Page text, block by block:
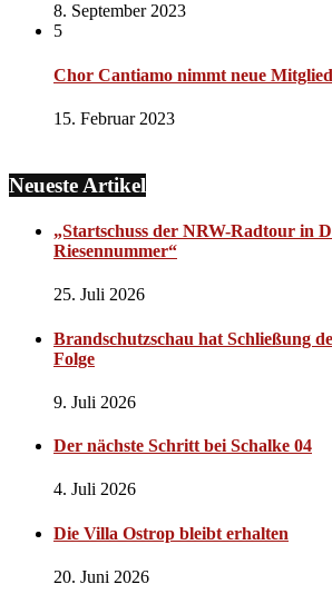
8. September 2023
5
Chor Cantiamo nimmt neue
15. Februar 2023
Neueste Artikel
„Startschuss der NRW-Radtour in
Riesennummer“
25. Juli 2026
Brandschutzschau hat Schließung
Folge
9. Juli 2026
Der nächste Schritt bei Schalke 04
4. Juli 2026
Die Villa Ostrop bleibt erhalten
20. Juni 2026